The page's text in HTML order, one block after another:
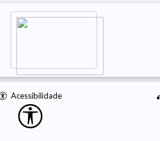
Acessibilidade